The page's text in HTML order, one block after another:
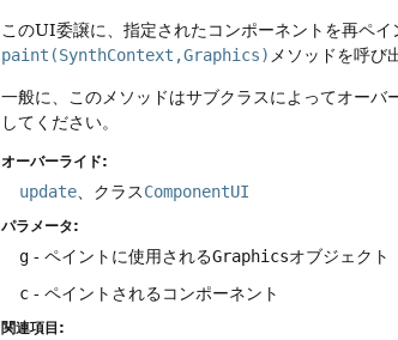
このUI委譲に、指定されたコンポーネントを再ペイ
paint(SynthContext,Graphics) メソッドを呼び
一般に、このメソッドはサブクラスによってオーバ
してください。
オーバーライド:
update、クラスComponentUI
パラメータ:
g - ペイントに使用されるGraphicsオブジェクト
c - ペイントされるコンポーネント
関連項目: